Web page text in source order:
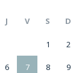
J V S D
1 2
6 7 8 9